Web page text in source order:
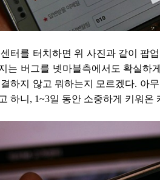
터를 터치하면 위 사진과 같이 팝
는 버그를 넷마블측에서도 확실하
하지 않고 뭐하는지 모르겠다. 아
하니, 1~3일 동안 소중하게 키워온